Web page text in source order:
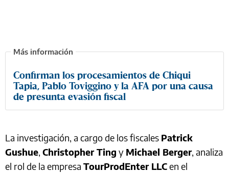
Confirman los procesamientos de Chiqui
Tapia, Pablo Toviggino y la AFA por una causa
de presunta evasión fiscal
La investigación, a cargo de los fiscales Patrick
Gushue, Christopher Ting y Michael Berger, analiza
el rol de la empresa TourProdEnter LLCen el